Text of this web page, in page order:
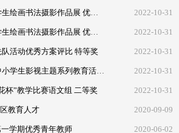
谭国恩老师 荣获杨浦区学生绘画书法摄影作品展 优秀指导教师 2022-10-31
张倩倩老师 荣获杨浦区学生绘画书法摄影作品展 优秀指导教师 2022-10-31
活动优秀方案评比 特等奖 2022-10-31
施伟妍老师 荣获杨浦区中小学生影视主题系列教育活动 优秀指导教师 2022-10-31
杯”教学比赛语文组 二等奖 2022-10-31
教育人才 2020-09-09
学期优秀青年教师 2020-06-02